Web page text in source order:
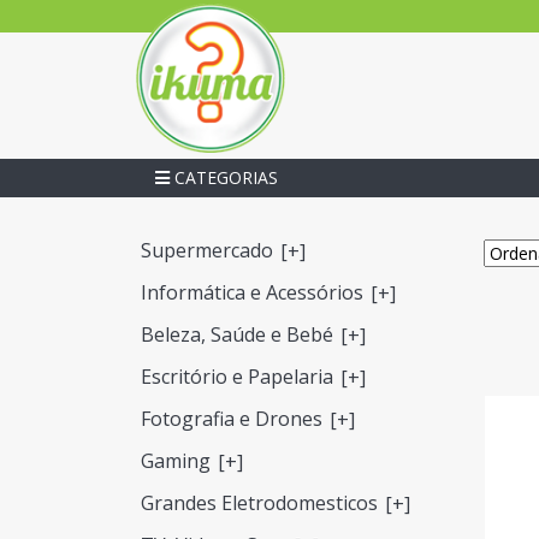
CATEGORIAS
Supermercado [+]
Informática e Acessórios [+]
Beleza, Saúde e Bebé [+]
Escritório e Papelaria [+]
Fotografia e Drones [+]
Gaming [+]
Grandes Eletrodomesticos [+]